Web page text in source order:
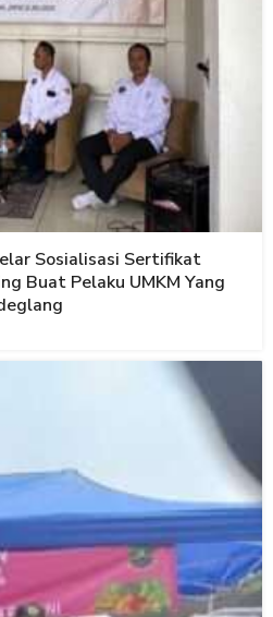
Sosialisasi Sertifikat
Buat Pelaku UMKM Yang